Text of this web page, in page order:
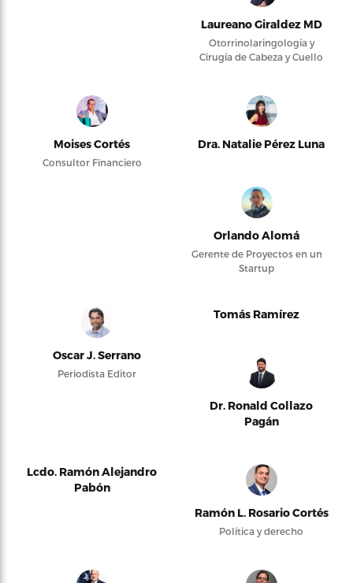
Laureano Giraldez MD
Otorrinolaringología y
Cirugía de Cabeza y Cuello
Moises Cortés
Consultor Financiero
Dra. Natalie Pérez Luna
Orlando Alomá
Gerente de Proyectos en un
Startup
Oscar J. Serrano
Periodista Editor
Tomás Ramírez
Dr. Ronald Collazo
Pagán
Lcdo. Ramón Alejandro
Pabón
Ramón L. Rosario Cortés
Política y derecho